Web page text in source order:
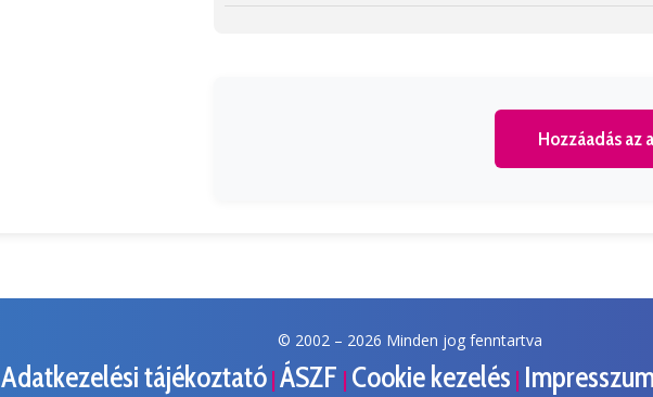
Hozzáadás az
© 2002 – 2026 Minden jog fenntartva
Adatkezelési tájékoztató | ÁSZF | Cookie kezelés |